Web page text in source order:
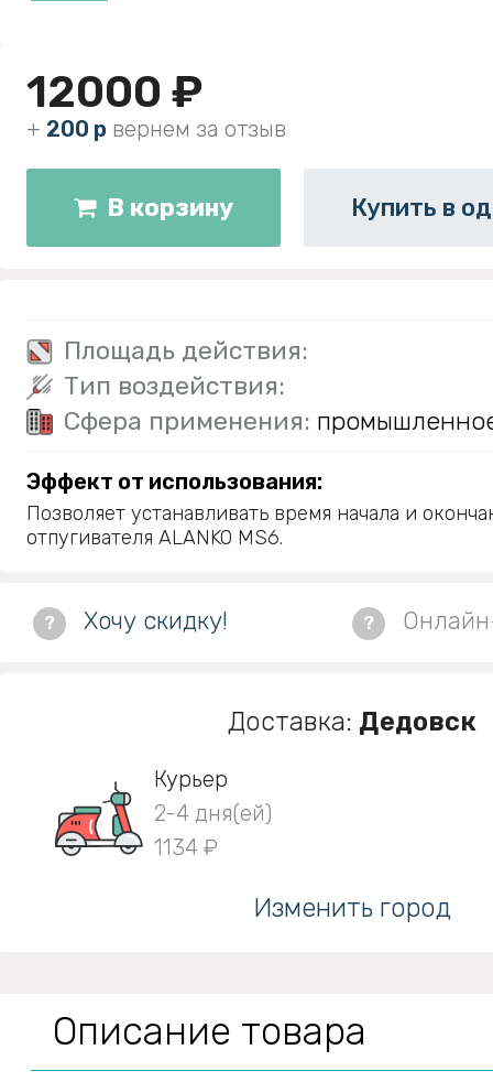
12000 ₽
+ 200 р вернем за отзыв
В корзину Купить в
Площадь действия:
Тип воздействия:
Сфера применения:
Эффект от использования:
Позволяет устанавливать время начала и
отпугивателя ALANKO MS6.
? Хочу скидку! ?
Доставка: Дедовск
Курьер
2-4 дня(ей)
1134 ₽
Изменить город
Описание товара